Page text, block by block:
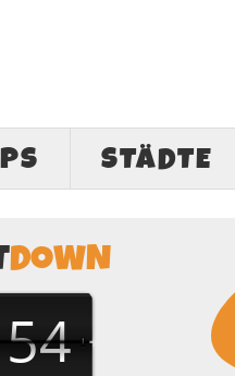
STÄDTE
DOWN
53